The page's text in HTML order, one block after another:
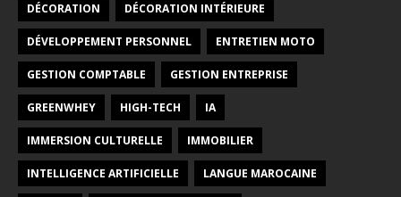
DÉCORATION DÉCORATION INTÉRIEURE
DÉVELOPPEMENT PERSONNEL ENTRETIEN MOTO
GESTION COMPTABLE GESTION ENTREPRISE
GREENWHEY HIGH-TECH IA
IMMERSION CULTURELLE IMMOBILIER
INTELLIGENCE ARTIFICIELLE LANGUE MAROCAINE